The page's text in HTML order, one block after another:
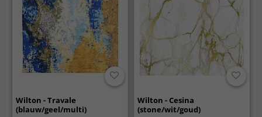
Wilton - Travale
(blauw/geel/multi)
Wilton - Cesina
(stone/wit/goud)